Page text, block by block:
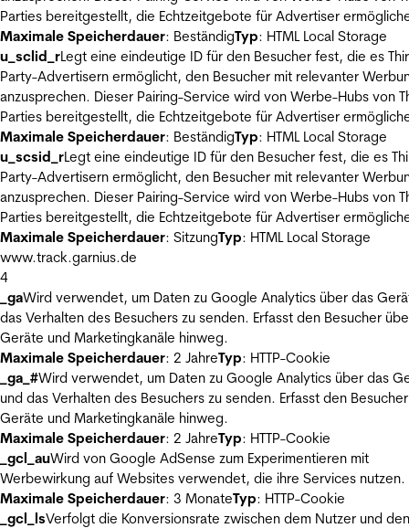
Parties bereitgestellt, die Echtzeitgebote für Advertiser
Maximale Speicherdauer: BeständigTyp: HTML Local Storage
u_sclid_rLegt eine eindeutige ID für den Besucher fest, die es
Party-Advertisern ermöglicht, den Besucher mit relevanter
anzusprechen. Dieser Pairing-Service wird von Werbe-Hubs von
Parties bereitgestellt, die Echtzeitgebote für Advertiser
Maximale Speicherdauer: BeständigTyp: HTML Local Storage
u_scsid_rLegt eine eindeutige ID für den Besucher fest, die es
Party-Advertisern ermöglicht, den Besucher mit relevanter
anzusprechen. Dieser Pairing-Service wird von Werbe-Hubs von
Parties bereitgestellt, die Echtzeitgebote für Advertiser
Maximale Speicherdauer: SitzungTyp: HTML Local Storage
www.track.garnius.de
4
_gaWird verwendet, um Daten zu Google Analytics über das
das Verhalten des Besuchers zu senden. Erfasst den Besucher
Geräte und Marketingkanäle hinweg.
Maximale Speicherdauer: 2 JahreTyp: HTTP-Cookie
_ga_#Wird verwendet, um Daten zu Google Analytics über das
und das Verhalten des Besuchers zu senden. Erfasst den
Geräte und Marketingkanäle hinweg.
Maximale Speicherdauer: 2 JahreTyp: HTTP-Cookie
_gcl_auWird von Google AdSense zum Experimentieren mit
Werbewirkung auf Websites verwendet, die ihre Services nutzen.
Maximale Speicherdauer: 3 MonateTyp: HTTP-Cookie
_gcl_lsVerfolgt die Konversionsrate zwischen dem Nutzer und den